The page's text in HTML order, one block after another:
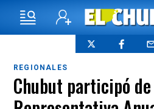
REGIONALES
Chubut participó